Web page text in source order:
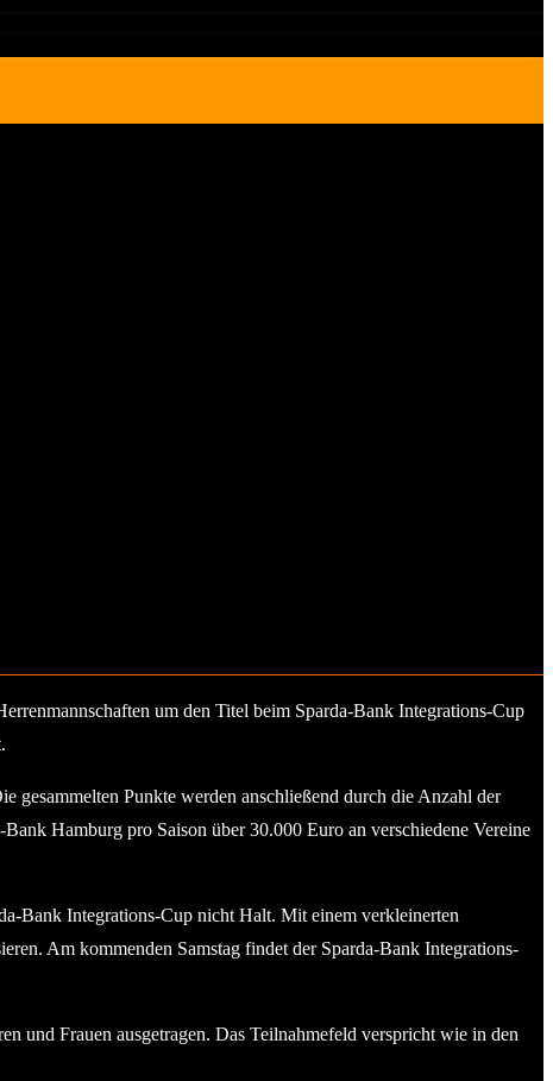
um den Titel beim Sparda-Bank Integrations-Cup
gesammelten Punkte werden anschließend durch die Anzahl der
Hamburg pro Saison über 30.000 Euro an verschiedene Vereine
Bank Integrations-Cup nicht Halt. Mit einem verkleinerten
Am kommenden Samstag findet der Sparda-Bank Integrations-
und Frauen ausgetragen. Das Teilnahmefeld verspricht wie in den